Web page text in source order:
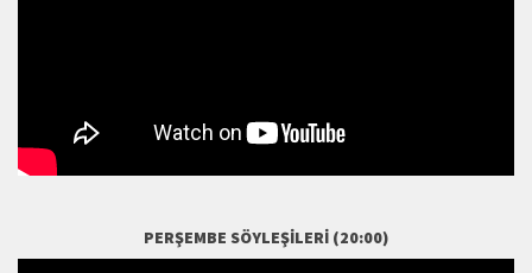
PERŞEMBE SÖYLEŞILERI (20:00)